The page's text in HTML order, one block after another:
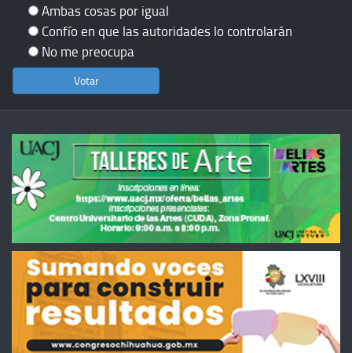
Ambas cosas por igual
Confío en que las autoridades lo controlarán
No me preocupa